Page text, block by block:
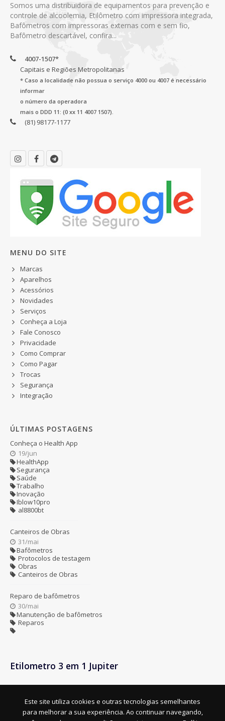
Este site utiliza cookies e outras tecnologias semelhantes
para melhorar a sua experiência. Ao continuar navegando,
Somos uma distribuidora de equipamentos para prevenção e
controle de alcoolemia, Etilômetro com impressora integrada,
Bafômetros com impressoras externas com e sem fio,
Bafômetro descartável, confira...
4007-1507*
Capitais e Regiões Metropolitanas
* Caso a localidade não possua o serviço 4000 ou 4007 é necessário
informar
o número da operadora
mais o DDD 11: (0 xx 11 4007 1507).
(81) 98177-1177
MENU DO SITE
Marcas
Aparelhos
Acessórios
Novidades
Serviços
Conheça a Loja
Fale Conosco
Privacidade
Como Comprar
Como Pagar
Trocas
Segurança
Integração
ÚLTIMAS POSTAGENS
Conheça o Health App
19/jun
HealthApp
Segurança
Saúde
Trabalho
Inovação
Iblow10pro
al8800bt
Canteiros de Obras
31/mai
Bafômetros
Protocolos de testagem
Obras
Canteiros de Obras
Reparo de bafômetros
30/mai
Manutenção de bafômetros
Reparos
Etilometro 3 em 1 Jupiter